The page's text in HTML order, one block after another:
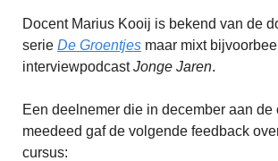
Docent Marius Kooij is bekend van de
serie De Groentjes maar mixt
interviewpodcastJonge Jaren.
Een deelnemer die in december aan de
meedeed gaf de volgende feedback
cursus: